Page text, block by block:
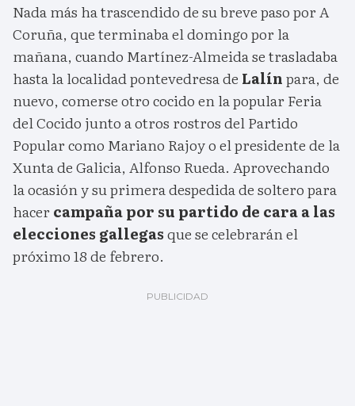
Nada más ha trascendido de su breve paso por A
Coruña, que terminaba el domingo por la
mañana, cuando Martínez-Almeida se trasladaba
hasta la localidad pontevedresa de Lalínpara, de
nuevo, comerse otro cocido en la popular Feria
del Cocido junto a otros rostros del Partido
Popular como Mariano Rajoy o el presidente de la
Xunta de Galicia, Alfonso Rueda. Aprovechando
la ocasión y su primera despedida de soltero para
hacercampaña por su partido de cara a las
elecciones gallegasque se celebrarán el
próximo 18 de febrero.